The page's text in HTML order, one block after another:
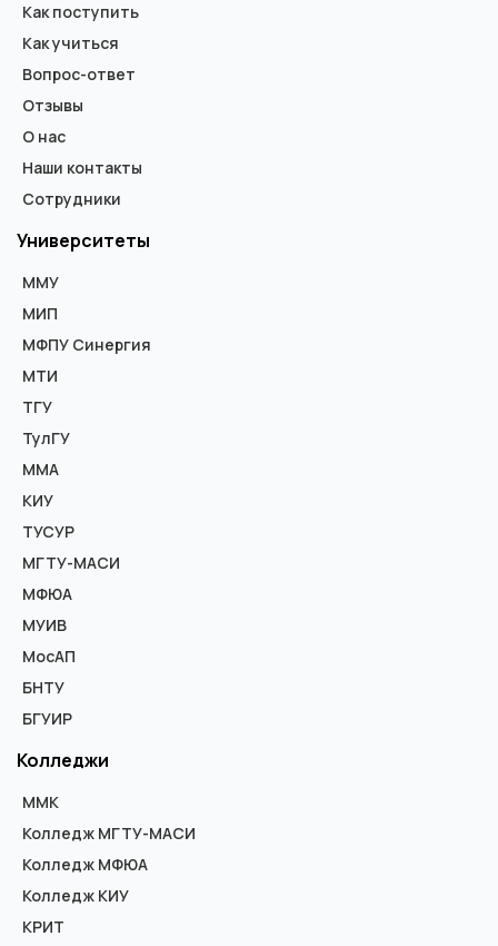
Как поступить
Как учиться
Вопрос-ответ
Отзывы
О нас
Наши контакты
Сотрудники
Университеты
ММУ
МИП
МФПУ Синергия
МТИ
ТГУ
ТулГУ
ММА
КИУ
ТУСУР
МГТУ-МАСИ
МФЮА
МУИВ
МосАП
БНТУ
БГУИР
Колледжи
ММК
Колледж МГТУ-МАСИ
Колледж МФЮА
Колледж КИУ
КРИТ